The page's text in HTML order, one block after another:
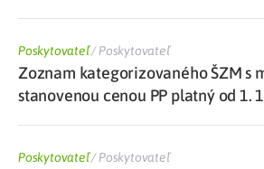
Poskytovateľ/Poskytovateľ
Zoznam kategorizovaného ŠZM s
stanovenou cenou PP platný od 1.
Poskytovateľ/Poskytovateľ